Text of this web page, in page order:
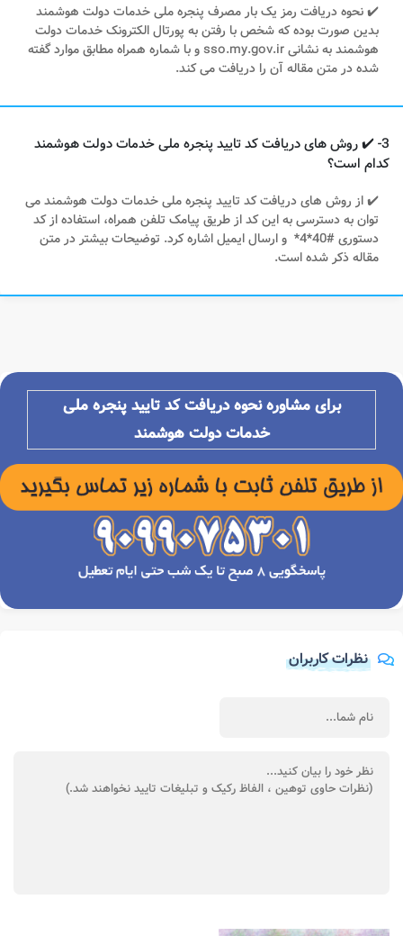
✔️ نحوه دریافت رمز یک بار مصرف پنجره ملی خدمات دولت هوشمند
بدین صورت بوده که شخص با رفتن به پورتال الکترونک خدمات دولت
هوشمند به نشانی sso.my.gov.ir و با شماره همراه مطابق موارد گفته
شده در متن مقاله آن را دریافت می کند.
3- ✔️ روش های دریافت کد تایید پنجره ملی خدمات دولت هوشمند
کدام است؟
✔️ از روش های دریافت کد تایید پنجره ملی خدمات دولت هوشمند می
توان به دسترسی به این کد از طریق پیامک تلفن همراه، استفاده از کد
دستوری #40*4* و ارسال ایمیل اشاره کرد. توضیحات بیشتر در متن
مقاله ذکر شده است.
برای مشاوره نحوه دریافت کد تایید پنجره ملی
خدمات دولت هوشمند
نظرات کاربران